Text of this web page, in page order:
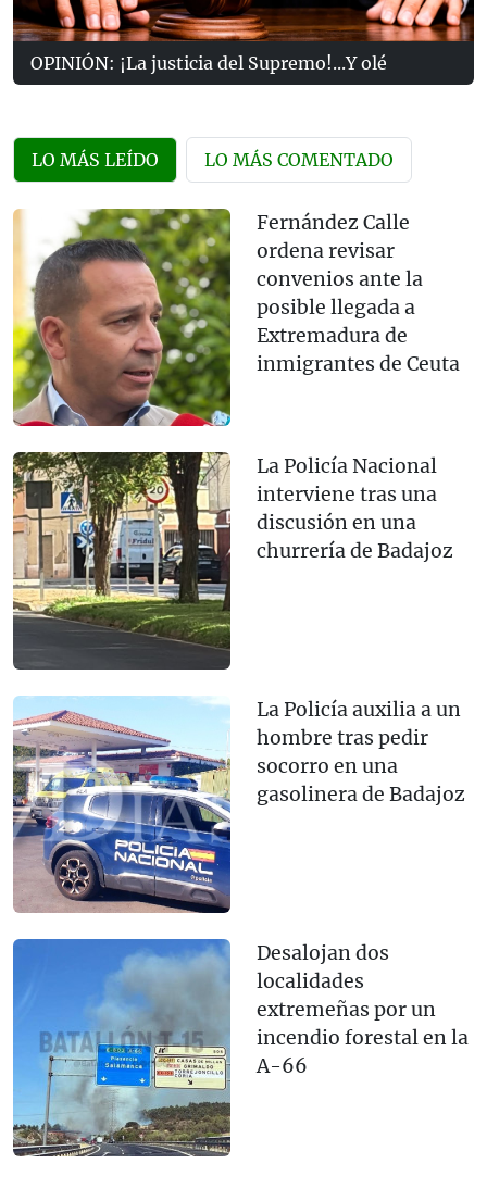
OPINIÓN: ¡La justicia del Supremo!...Y olé
LO MÁS LEÍDO LO MÁS COMENTADO
Fernández Calle
ordena revisar
convenios ante la
posible llegada a
Extremadura de
inmigrantes de Ceuta
La Policía Nacional
interviene tras una
discusión en una
churrería de Badajoz
La Policía auxilia a un
hombre tras pedir
socorro en una
gasolinera de Badajoz
Desalojan dos
localidades
extremeñas por un
incendio forestal en la
A-66